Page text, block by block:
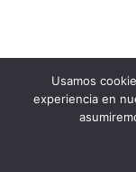
Usamos
experiencia en